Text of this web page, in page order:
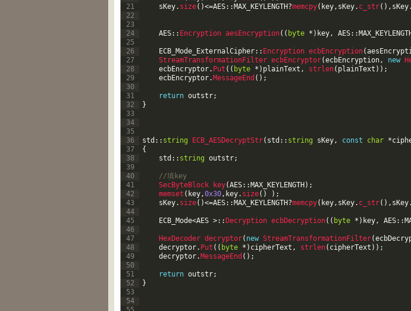
21
22
23
24
25
26
27
28
29
30
31
32
33
34
35
36
37
38
39
40
41
42
43
44
45
46
47
48
49
50
51
52
53
54
sKey. size( )<=AES:: MAX_KEYLENGTH?memcpy( key, sKey. c_str( ) , sKey.
AES:: Encryption aesEncryption( ( byte * ) key, AES::
ECB_Mode_ExternalCipher:: Encryption ecbEncryption(
StreamTransformationFilter ecbEncryptor(ecbEncryption, new
ecbEncryptor. Put ( ( byte * ) plainText , strlen( plainText ) ) ;
ecbEncryptor. MessageEnd ( ) ;
return outstr;
}
std :: string ECB_AESDecryptStr( std :: string sKey, const char *
{
std :: string outstr;
//填key
SecByteBlock
key(AES:: MAX_KEYLENGTH ) ;
memset ( key,0x30, key. size( ) ) ;
sKey. size( )<=AES:: MAX_KEYLENGTH?memcpy( key, sKey. c_str( ) , sKey.
ECB_Mode<AES >:: Decryption ecbDecryption( ( byte * ) key, AES::
HexDecoder decryptor( new StreamTransformationFilter(
decryptor. Put ( ( byte * ) cipherText , strlen( cipherText ) ) ;
decryptor. MessageEnd ( ) ;
return outstr;
}